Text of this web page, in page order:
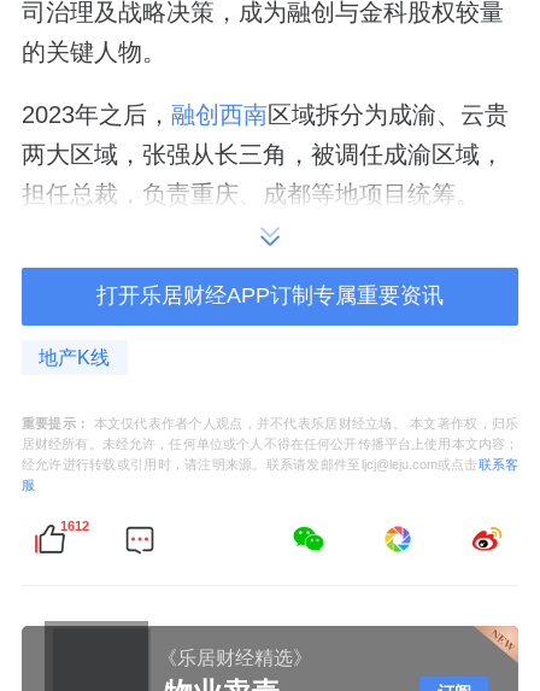
司治理及战略决策，成为融创与金科股权较量
的关键人物。
2023年之后， 融创西南区域拆分为成渝、云贵
两大区域，张强从长三角，被调任成渝区域，
担任总裁，负责重庆、成都等地项目统筹。
老将的晋升。
而在这轮人事变动中的另一位主角黄书平，也
他目前身兼多职，既是融创执行董事、执行总
务。
的集团首席财务官及公司秘书。
打开乐居财经APP订制专属重要资讯
地产K线
重要提示：
本文仅代表作者个人观点，并不代表乐居财经立场。 本文著作权，归乐
居财经所有。未经允许，任何单位或个人不得在任何公开传播平台上使用本文内容；
经允许进行转载或引用时，请注明来源。联系请发邮件至ljcj@leju.com或点击联系客
服
1612
《乐居财经精选》